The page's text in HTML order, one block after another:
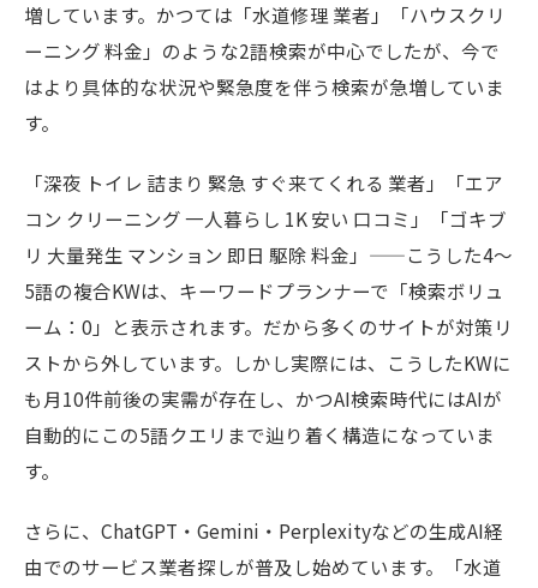
増しています。かつては「水道修理 業者」「ハウスクリ
ーニング 料金」のような2語検索が中心でしたが、今で
はより具体的な状況や緊急度を伴う検索が急増していま
す。
「深夜 トイレ 詰まり 緊急 すぐ来てくれる 業者」「エア
コン クリーニング 一人暮らし 1K 安い 口コミ」「ゴキブ
リ 大量発生 マンション 即日 駆除 料金」——こうした4〜
5語の複合KWは、キーワードプランナーで「検索ボリュ
ーム：0」と表示されます。だから多くのサイトが対策リ
ストから外しています。しかし実際には、こうしたKWに
も月10件前後の実需が存在し、かつAI検索時代にはAIが
自動的にこの5語クエリまで辿り着く構造になっていま
す。
さらに、ChatGPT・Gemini・Perplexityなどの生成AI経
由でのサービス業者探しが普及し始めています。「水道